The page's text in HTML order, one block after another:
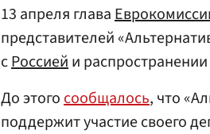
13 апреля глава
представителей
сРоссиейи
До этогосообщалось, что
поддержит участие своего